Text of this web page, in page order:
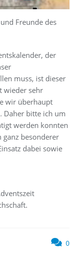
Freunde des
der
muss, ist dieser
wieder sehr
wir überhaupt
Daher bitte ich um
werden konnten
besonderer
dabei sowie
0